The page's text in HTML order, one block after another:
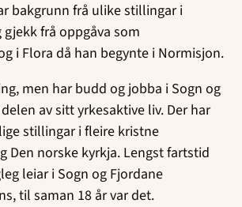
bakgrunn frå ulike stillingar i
frå oppgåva som
i Flora då han begynte i Normisjon.
men har budd og jobba i Sogn og
av sitt yrkesaktive liv. Der har
stillingar i fleire kristne
Den norske kyrkja. Lengst fartstid
leiar i Sogn og Fjordane
til saman 18 år var det.